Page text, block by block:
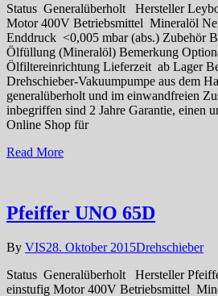
Status Generalüberholt Hersteller
Motor 400V Betriebsmittel Mineralöl
Enddruck <0,005 mbar (abs.) Zubehör
Ölfüllung (Mineralöl) Bemerkung
Ölfiltereinrichtung Lieferzeit ab Lager
Drehschieber-Vakuumpumpe aus dem
generalüberholt und im einwandfreien
inbegriffen sind 2 Jahre Garantie, einen
Online Shop für
Read More
Pfeiffer UNO 65D
By VIS28. Oktober 2015Drehschieber
Status Generalüberholt Hersteller
einstufig Motor 400V Betriebsmittel